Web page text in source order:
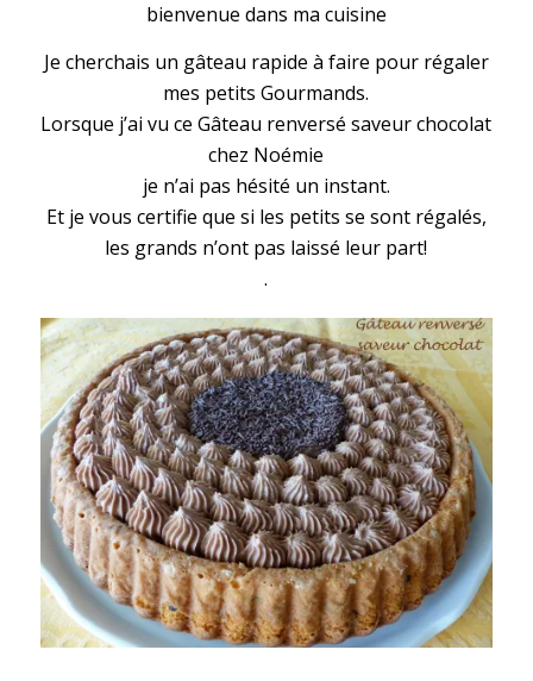
bienvenue dans ma cuisine
Je cherchais un gâteau rapide à faire pour régaler
mes petits Gourmands.
Lorsque j’ai vu ce Gâteau renversé saveur chocolat
chez Noémie
je n’ai pas hésité un instant.
Et je vous certifie que si les petits se sont régalés,
les grands n’ont pas laissé leur part!
.